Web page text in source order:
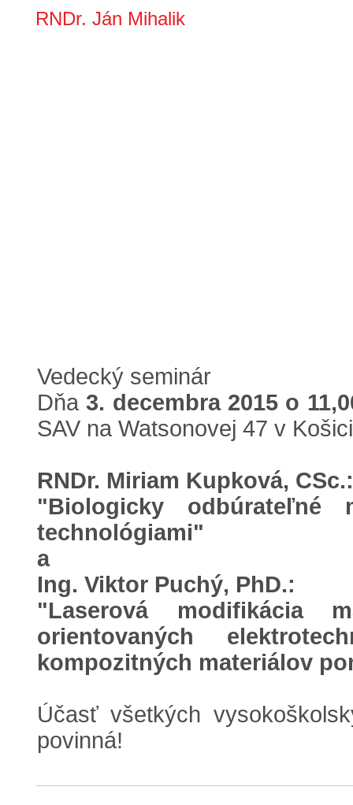
RNDr. Ján Mihalik
Vedecký seminár
Dňa 3. decembra 2015 o
SAV na Watsonovej 47 v
RNDr. Miriam Kupková, CSc.:
"Biologicky odbúrateľné
technológiami"
a
Ing. Viktor Puchý, PhD.:
"Laserová modifikácia
orientovaných
kompozitných materiálov
Účasť všetkých
povinná!